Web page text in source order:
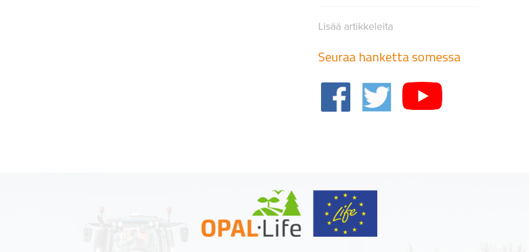
Lisää artikkeleita
Seuraa hanketta somessa